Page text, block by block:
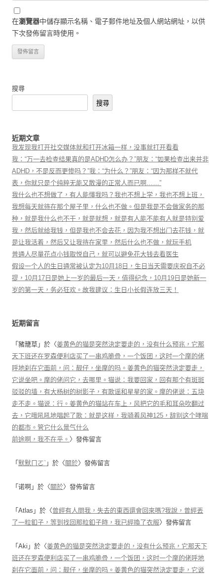
在瀏覽器中儲存顯示名稱、電子郵件地址及個人網站網址，以供
下次發佈留言時使用。
搜尋
搜尋
近期文章
我发现我打开社交媒体就和打开冰箱一样，没事就打开看看
我：“万一去检查结果真的是ADHD怎么办？”朋友：“如果检查出来并非
ADHD，不是反而更惨吗？”我：“为什么？”朋友：“因为那样不就代
表，你就只是个纯粹无能又散漫的正常人而已啊……”
我什么也不想做了，有人能懂我吗？我也不想上学，我也不想上班，
我想每天就待在那个屋子里，什么也不做。但是我是不会做家务的那
种，就是我什么也不干，就是就想，就是有人能不能有人就是特别爱
我，然后就给我钱，但是我也不会去花，因为我不想出门去花钱，就
是让我活着，然后又让我待在家里，然后什么也不做，就玩手机
普通人尽量花点小钱取悦自己，就可以避免花大钱去看医生
假设一个人的生日通常被认定为10月18日，生日当天需要庆祝自不必
提，10月17日是她上一岁的最后一天，值得纪念，10月19日是她新一
岁的第一天，务必狂欢。故我建议：生日小长假连放三天！
近期留言
「 豬籠草 」於〈姜黄色的猫是突然決定要走的，没有什么预兆，它那
天下班还在罗森便利店买了一串鸡脆骨，一个饭团，这时一个摩的佬
呼地刹在它面前，问：靓仔，坐摩的吗。姜黄色的猫突然決定要走，
它说坐吧。摩的佬问它，去哪里。猫说：我要回家，回有那个有斑斑
驳驳的墙，有大杨树的树影子，有歌谣和星星的家。摩的佬说：五块
走不走。猫说：行。姜黄色的猫站在车上，风把它的毛和耳朵吹翻过
去，它哦吼吼地唱起了歌：就是这样，我骑着风神125，辞别这个哮喘
的都市。管它什么景气什么
前途啊，我不在乎。 〉發佈留言
「 默默ㄇㄛˋ 」於〈 關於〉發佈留言
「 诺啊 」於〈 關於〉發佈留言
「 Atlas 」於〈曾經有人問我，失去的東西還會回來嗎?我說，曾經丟
了一粒釦子，等到找回那粒釦子時，我已經換了衣服〉發佈留言
「 Aki 」於〈姜黄色的猫是突然決定要走的，没有什么预兆，它那天下
班还在罗森便利店买了一串鸡脆骨，一个饭团，这时一个摩的佬呼地
刹在它面前，问：靓仔，坐摩的吗。姜黄色的猫突然決定要走，它说